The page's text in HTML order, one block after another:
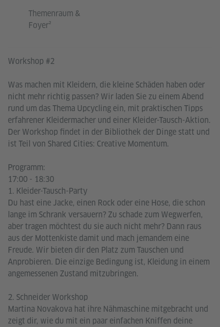
Workshop #2
Was machen mit Kleidern, die kleine Schäden haben oder
nicht mehr richtig passen? Wir laden Sie zu einem Abend
rund um das Thema Upcycling ein, mit praktischen Tipps
erfahrener Kleidermacher und einer Kleider-Tausch-Aktion.
Der Workshop findet in der Bibliothek der Dinge statt und
ist Teil von Shared Cities: Creative Momentum.
Programm:
17:00 - 18:30
1. Kleider-Tausch-Party
Du hast eine Jacke, einen Rock oder eine Hose, die schon
lange im Schrank versauern? Zu schade zum Wegwerfen,
aber tragen möchtest du sie auch nicht mehr? Dann raus
aus der Mottenkiste damit und mach jemandem eine
Freude. Wir bieten dir den Platz zum Tauschen und
Anprobieren. Die einzige Bedingung ist, Kleidung in einem
angemessenen Zustand mitzubringen.
2. Schneider Workshop
Martina Novakova hat ihre Nähmaschine mitgebracht und
zeigt dir, wie du mit ein paar einfachen Kniffen deine
Themenraum &
Foyer²